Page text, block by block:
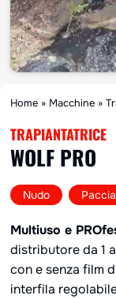
Home » Macchine »
TRAPIANTATRICE
WOLF PRO
Nudo ,
Multiuso e
distributore da 1
con e senza film
interfila